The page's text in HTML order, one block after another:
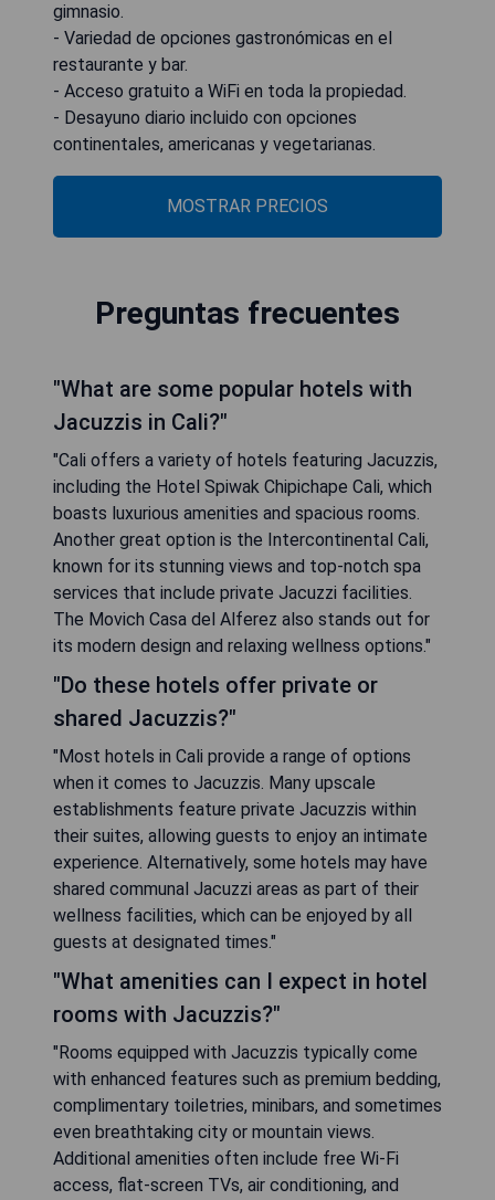
gimnasio.
- Variedad de opciones gastronómicas en el
restaurante y bar.
- Acceso gratuito a WiFi en toda la propiedad.
- Desayuno diario incluido con opciones
continentales, americanas y vegetarianas.
MOSTRAR PRECIOS
Preguntas frecuentes
"What are some popular hotels with
Jacuzzis in Cali?"
"Cali offers a variety of hotels featuring Jacuzzis,
including the Hotel Spiwak Chipichape Cali, which
boasts luxurious amenities and spacious rooms.
Another great option is the Intercontinental Cali,
known for its stunning views and top-notch spa
services that include private Jacuzzi facilities.
The Movich Casa del Alferez also stands out for
its modern design and relaxing wellness options."
"Do these hotels offer private or
shared Jacuzzis?"
"Most hotels in Cali provide a range of options
when it comes to Jacuzzis. Many upscale
establishments feature private Jacuzzis within
their suites, allowing guests to enjoy an intimate
experience. Alternatively, some hotels may have
shared communal Jacuzzi areas as part of their
wellness facilities, which can be enjoyed by all
guests at designated times."
"What amenities can I expect in hotel
rooms with Jacuzzis?"
"Rooms equipped with Jacuzzis typically come
with enhanced features such as premium bedding,
complimentary toiletries, minibars, and sometimes
even breathtaking city or mountain views.
Additional amenities often include free Wi-Fi
access, flat-screen TVs, air conditioning, and